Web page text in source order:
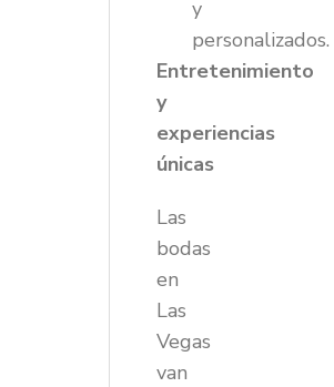
y
personalizados.
Entretenimiento
y
experiencias
únicas
Las
bodas
en
Las
Vegas
van